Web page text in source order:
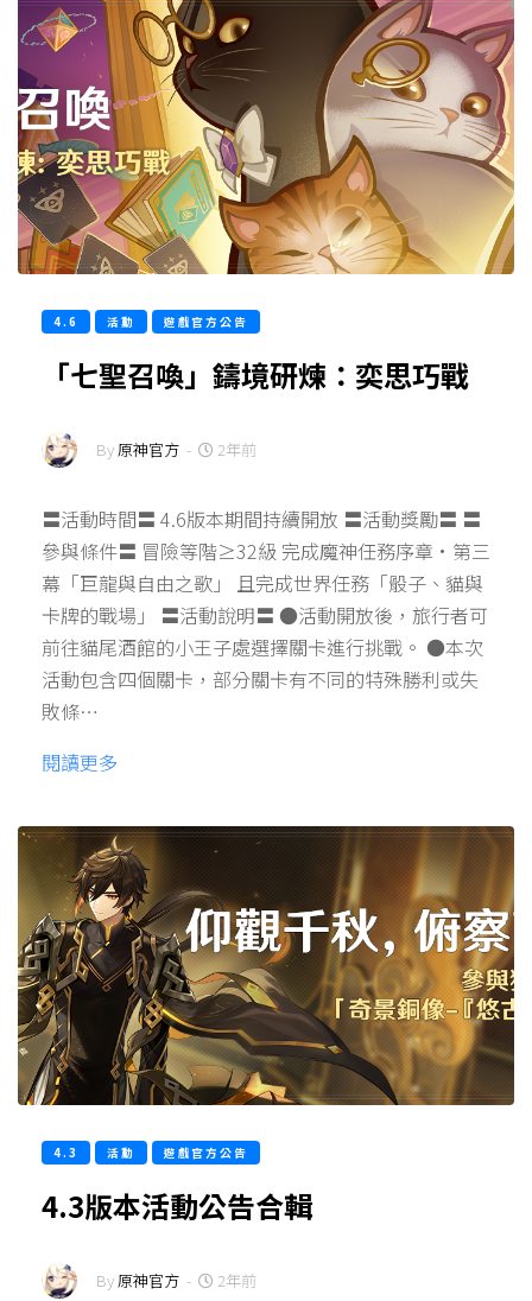
4.6 活動 遊戲官方公告
「七聖召喚」鑄境研煉：奕思巧戰
By 原神官方 - 2年前
〓活動時間〓 4.6版本期間持續開放 〓活動獎勵〓 〓
參與條件〓 冒險等階≥32級 完成魔神任務序章·第三
幕「巨龍與自由之歌」 且完成世界任務「骰子、貓與
卡牌的戰場」 〓活動說明〓 ●活動開放後，旅行者可
前往貓尾酒館的小王子處選擇關卡進行挑戰。 ●本次
活動包含四個關卡，部分關卡有不同的特殊勝利或失
敗條…
閱讀更多
4.3 活動 遊戲官方公告
4.3版本活動公告合輯
By 原神官方 - 2年前